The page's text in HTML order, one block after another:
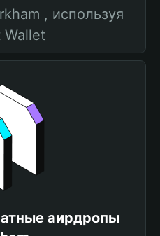
, используя
Wallet
аирдропы